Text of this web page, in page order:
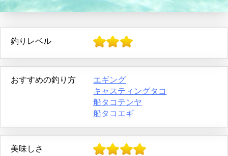
釣りレベル
おすすめの釣り方
エギング
キャスティングタコ
船タコテンヤ
船タコエギ
美味しさ